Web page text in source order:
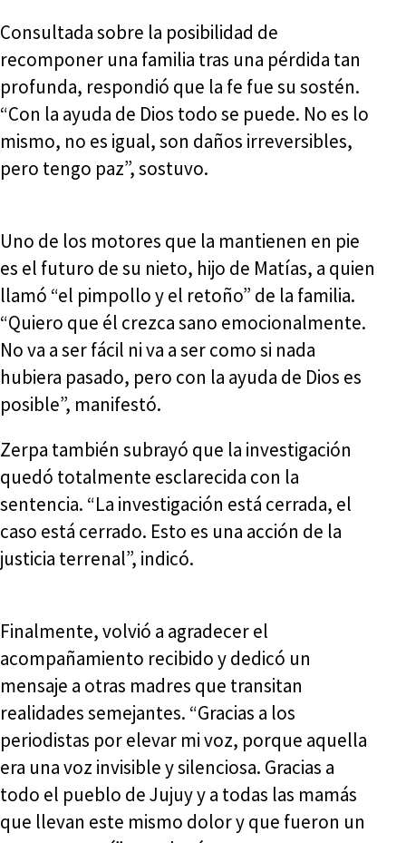
Consultada sobre la posibilidad de
recomponer una familia tras una pérdida tan
profunda, respondió que la fe fue su sostén.
“Con la ayuda de Dios todo se puede. No es lo
mismo, no es igual, son daños irreversibles,
pero tengo paz”, sostuvo.
Uno de los motores que la mantienen en pie
es el futuro de su nieto, hijo de Matías, a quien
llamó “el pimpollo y el retoño” de la familia.
“Quiero que él crezca sano emocionalmente.
No va a ser fácil ni va a ser como si nada
hubiera pasado, pero con la ayuda de Dios es
posible”, manifestó.
Zerpa también subrayó que la investigación
quedó totalmente esclarecida con la
sentencia. “La investigación está cerrada, el
caso está cerrado. Esto es una acción de la
justicia terrenal”, indicó.
Finalmente, volvió a agradecer el
acompañamiento recibido y dedicó un
mensaje a otras madres que transitan
realidades semejantes. “Gracias a los
periodistas por elevar mi voz, porque aquella
era una voz invisible y silenciosa. Gracias a
todo el pueblo de Jujuy y a todas las mamás
que llevan este mismo dolor y que fueron un